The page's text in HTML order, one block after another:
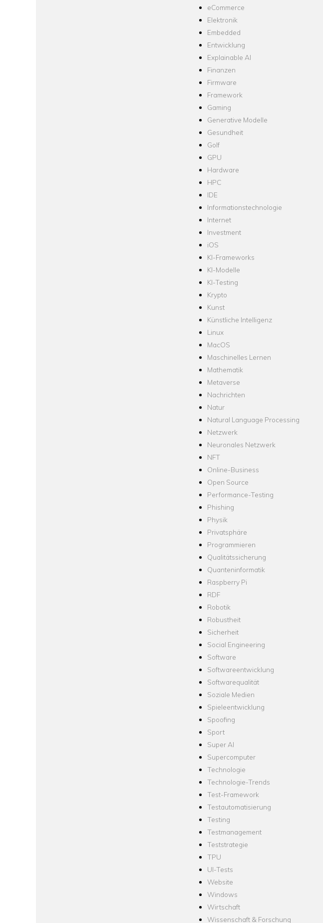
eCommerce
Elektronik
Embedded
Entwicklung
Explainable AI
Finanzen
Firmware
Framework
Gaming
Generative Modelle
Gesundheit
Golf
GPU
Hardware
HPC
IDE
Informationstechnologie
Internet
Investment
iOS
KI-Frameworks
KI-Modelle
KI-Testing
Krypto
Kunst
Künstliche Intelligenz
Linux
MacOS
Maschinelles Lernen
Mathematik
Metaverse
Nachrichten
Natur
Natural Language Processing
Netzwerk
Neuronales Netzwerk
NFT
Online-Business
Open Source
Performance-Testing
Phishing
Physik
Privatsphäre
Programmieren
Qualitätssicherung
Quanteninformatik
Raspberry Pi
RDF
Robotik
Robustheit
Sicherheit
Social Engineering
Software
Softwareentwicklung
Softwarequalität
Soziale Medien
Spieleentwicklung
Spoofing
Sport
Super AI
Supercomputer
Technologie
Technologie-Trends
Test-Framework
Testautomatisierung
Testing
Testmanagement
Teststrategie
TPU
UI-Tests
Website
Windows
Wirtschaft
Wissenschaft & Forschung